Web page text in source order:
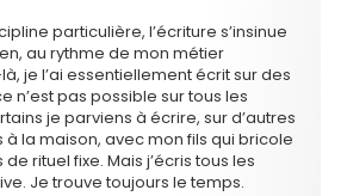
particulière, l’écriture s’insinue
au rythme de mon métier
je l’ai essentiellement écrit sur des
n’est pas possible sur tous les
je parviens à écrire, sur d’autres
à la maison, avec mon fils qui bricole
rituel fixe. Mais j’écris tous les
Je trouve toujours le temps.